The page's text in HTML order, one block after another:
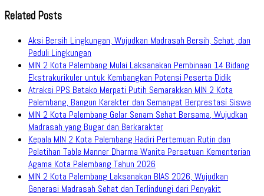
Related Posts
Aksi Bersih Lingkungan, Wujudkan Madrasah Bersih, Sehat, dan
Peduli Lingkungan
MIN 2 Kota Palembang Mulai Laksanakan Pembinaan 14 Bidang
Ekstrakurikuler untuk Kembangkan Potensi Peserta Didik
Atraksi PPS Betako Merpati Putih Semarakkan MIN 2 Kota
Palembang, Bangun Karakter dan Semangat Berprestasi Siswa
MIN 2 Kota Palembang Gelar Senam Sehat Bersama, Wujudkan
Madrasah yang Bugar dan Berkarakter
Kepala MIN 2 Kota Palembang Hadiri Pertemuan Rutin dan
Pelatihan Table Manner Dharma Wanita Persatuan Kementerian
Agama Kota Palembang Tahun 2026
MIN 2 Kota Palembang Laksanakan BIAS 2026, Wujudkan
Generasi Madrasah Sehat dan Terlindungi dari Penyakit